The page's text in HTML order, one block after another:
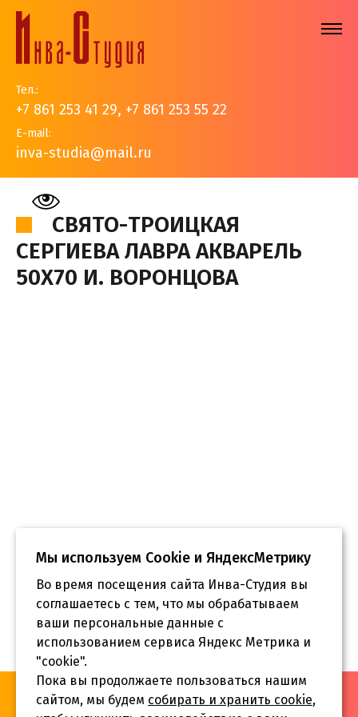
Тел.:
+7 861 253 41 29, +7 861 253 55 22
E-mail:
inva-studia@mail.ru
На главную > Наши работы > Золотые купола > Свято-
СВЯТО-ТРОИЦКАЯ
СЕРГИЕВА ЛАВРА АКВАРЕЛЬ
50Х70 И. ВОРОНЦОВА
«Инва-Студия. Академия. Центр социальной реабилитации»,
© 2026 г.
Мы используем Сookie и ЯндексМетрику
Во время посещения сайта Инва-Студия вы
соглашаетесь с тем, что мы обрабатываем
ваши персональные данные с
использованием сервиса Яндекс Метрика и
"cookie".
Пока вы продолжаете пользоваться нашим
сайтом, мы будем собирать и хранить cookie,